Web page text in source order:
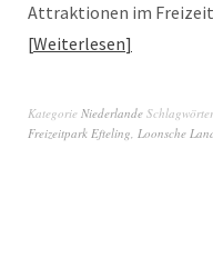
Attraktionen im
Weiterlesen
Kategorie Niederlande
Freizeitpark Efteling, Loonsche